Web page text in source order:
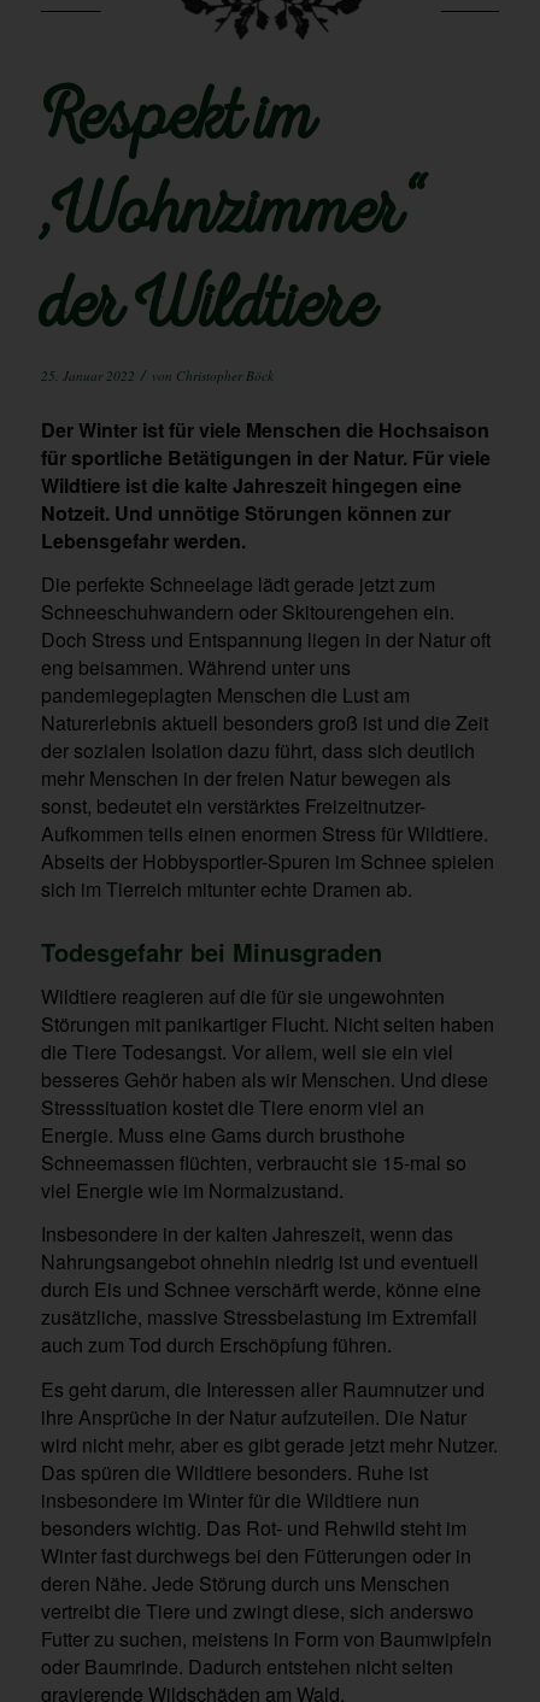
Respekt im
„Wohnzimmer“
der Wildtiere
25. Januar 2022 / von Christopher Böck
Der Winter ist für viele Menschen die Hochsaison
für sportliche Betätigungen in der Natur. Für viele
Wildtiere ist die kalte Jahreszeit hingegen eine
Notzeit. Und unnötige Störungen können zur
Lebensgefahr werden.
Die perfekte Schneelage lädt gerade jetzt zum
Schneeschuhwandern oder Skitourengehen ein.
Doch Stress und Entspannung liegen in der Natur oft
eng beisammen. Während unter uns
pandemiegeplagten Menschen die Lust am
Naturerlebnis aktuell besonders groß ist und die Zeit
der sozialen Isolation dazu führt, dass sich deutlich
mehr Menschen in der freien Natur bewegen als
sonst, bedeutet ein verstärktes Freizeitnutzer-
Aufkommen teils einen enormen Stress für Wildtiere.
Abseits der Hobbysportler-Spuren im Schnee spielen
sich im Tierreich mitunter echte Dramen ab.
Todesgefahr bei Minusgraden
Wildtiere reagieren auf die für sie ungewohnten
Störungen mit panikartiger Flucht. Nicht selten haben
die Tiere Todesangst. Vor allem, weil sie ein viel
besseres Gehör haben als wir Menschen. Und diese
Stresssituation kostet die Tiere enorm viel an
Energie. Muss eine Gams durch brusthohe
Schneemassen flüchten, verbraucht sie 15-mal so
viel Energie wie im Normalzustand.
Insbesondere in der kalten Jahreszeit, wenn das
Nahrungsangebot ohnehin niedrig ist und eventuell
durch Eis und Schnee verschärft werde, könne eine
zusätzliche, massive Stressbelastung im Extremfall
auch zum Tod durch Erschöpfung führen.
Es geht darum, die Interessen aller Raumnutzer und
ihre Ansprüche in der Natur aufzuteilen. Die Natur
wird nicht mehr, aber es gibt gerade jetzt mehr Nutzer.
Das spüren die Wildtiere besonders. Ruhe ist
insbesondere im Winter für die Wildtiere nun
besonders wichtig. Das Rot- und Rehwild steht im
Winter fast durchwegs bei den Fütterungen oder in
deren Nähe. Jede Störung durch uns Menschen
vertreibt die Tiere und zwingt diese, sich anderswo
Futter zu suchen, meistens in Form von Baumwipfeln
oder Baumrinde. Dadurch entstehen nicht selten
gravierende Wildschäden am Wald.